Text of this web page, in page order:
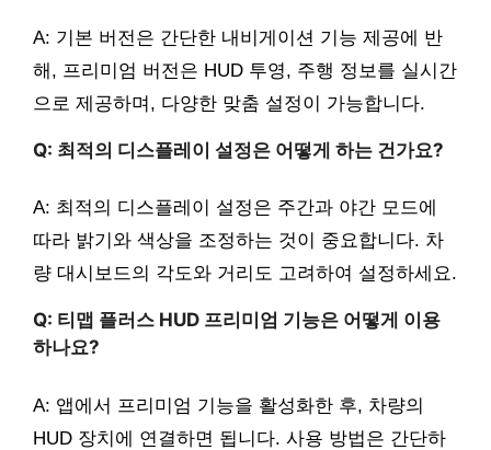
A: 기본 버전은 간단한 내비게이션 기능 제공에 반
해, 프리미엄 버전은 HUD 투영, 주행 정보를 실시간
으로 제공하며, 다양한 맞춤 설정이 가능합니다.
Q: 최적의 디스플레이 설정은 어떻게 하는 건가요?
A: 최적의 디스플레이 설정은 주간과 야간 모드에
따라 밝기와 색상을 조정하는 것이 중요합니다. 차
량 대시보드의 각도와 거리도 고려하여 설정하세요.
Q: 티맵 플러스 HUD 프리미엄 기능은 어떻게 이용
하나요?
A: 앱에서 프리미엄 기능을 활성화한 후, 차량의
HUD 장치에 연결하면 됩니다. 사용 방법은 간단하